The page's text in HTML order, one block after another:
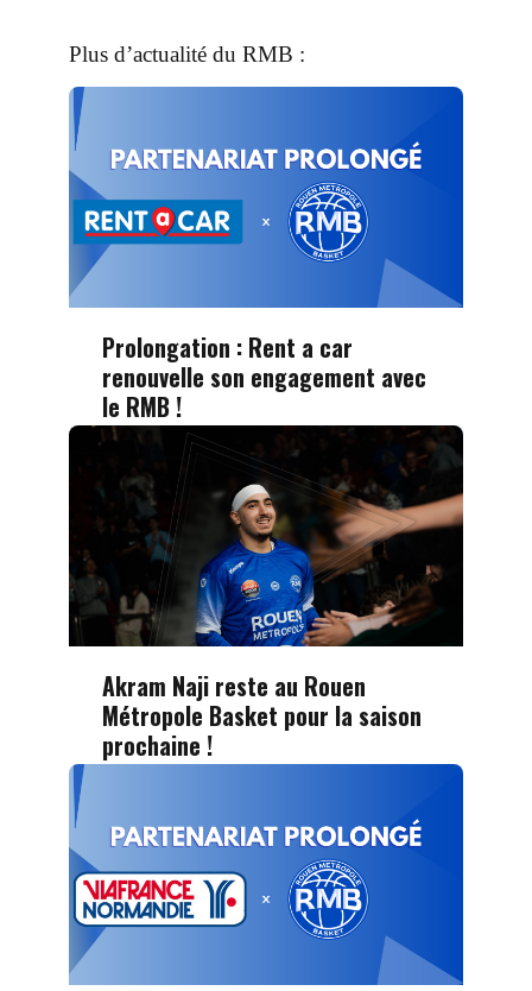
Plus d’actualité du RMB :
Prolongation : Rent a car
renouvelle son engagement avec
le RMB !
Akram Naji reste au Rouen
Métropole Basket pour la saison
prochaine !